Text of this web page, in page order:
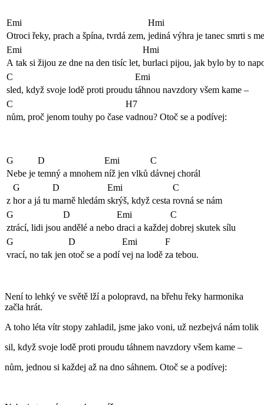
Emi
Hmi
Otroci řeky, prach a špína, tvrdá zem, jediná výhra je tanec smrti s
Emi
Hmi
A tak si žijou ze dne na den tisíc let, burlaci pijou, jak bylo by to
C
Emi
sled, když svoje lodě proti proudu táhnou navzdory všem kame –
C
H7
nům, proč jenom touhy po čase vadnou? Otoč se a podívej:
G D Emi
C
Nebe je temný a mnohem níž jen vlků dávnej chorál
G
D Emi
C
z hor a já tu marně hledám skrýš, když cesta rovná se nám
G
D Emi
C
ztrácí, lidi jsou andělé a nebo draci a každej dobrej skutek sílu
G
D Emi
F
vrací, no tak jen otoč se a podí vej na lodě za tebou.
Není to lehký ve světě lží a polopravd, na břehu řeky harmonika
začla hrát.
A toho léta vítr stopy zahladil, jsme jako voni, už nezbejvá nám tolik
sil, když svoje lodě proti proudu táhnem navzdory všem kame –
nům, jednou si každej až na dno sáhnem. Otoč se a podívej: